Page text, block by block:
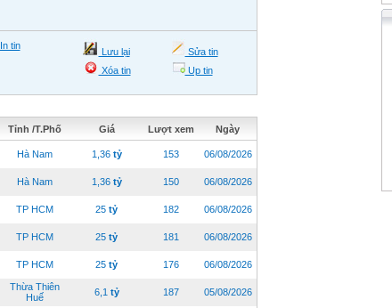
In tin
Lưu lại
Sửa tin
Xóa tin
Up tin
Tỉnh /T.Phố Giá Lượt xem
Ngày
Hà Nam 1,36 tỷ 153 06/08/2026
Hà Nam 1,36 tỷ 150 06/08/2026
TP HCM 25 tỷ 182 06/08/2026
TP HCM 25 tỷ 181 06/08/2026
TP HCM 25 tỷ 176 06/08/2026
Thừa Thiên
Huế
6,1 tỷ 187 05/08/2026